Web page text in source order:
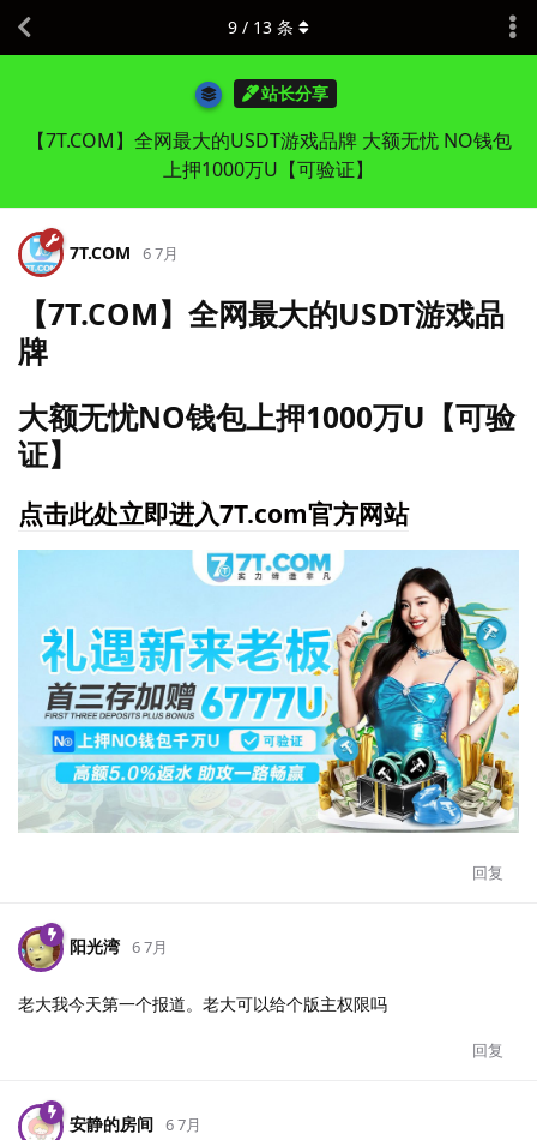
站长分享
【7T.COM】全网最大的USDT游戏品牌 大额无忧 NO钱包
上押1000万U【可验证】
9 / 13 条
7T.​COM 6 7月
【7T.COM】全网最大的USDT游戏品
牌
大额无忧NO钱包上押1000万U【可验
证】
点击此处立即进入7T.com官方网站
回复
阳光湾 6 7月
老大我今天第一个报道。老大可以给个版主权限吗
回复
安静的房间 6 7月